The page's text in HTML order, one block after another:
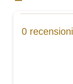
0 recensioni